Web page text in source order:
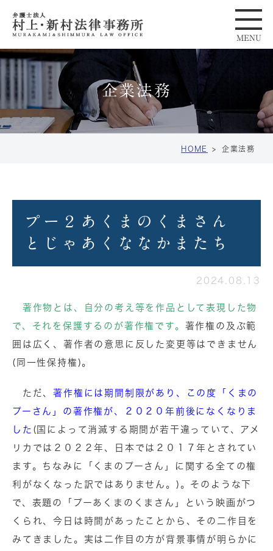
企業法務
HOME 企業法務
プー２あくまのくまさん
とじゃあくななかまたち
2024.08.13
著作物とは、自分の考え等を作品として表現した物
で、それを保護するのが著作権です。 著作権の及ぶ範
囲は広く、著作者の意思に反した変更等はできません
(同一性保持権)。
ただ、著作権には期間制限があり、この度「くまの
プーさん」の著作権が、２０２０年前後になくなりま
した (国によって消滅する期間が若干違っていて、アメ
リカでは２０２２年、日本では２０１７年とされてい
ます。ちなみに「くまのプーさん」に関する全ての権
利がなくなった訳ではありません。)。そのような下
で、表題の「プーあくまのくまさん」という映画がつ
くられ、今日は時間があったことから、その二作目を
みてきました。実は二作目の方が背景事情が明らかに